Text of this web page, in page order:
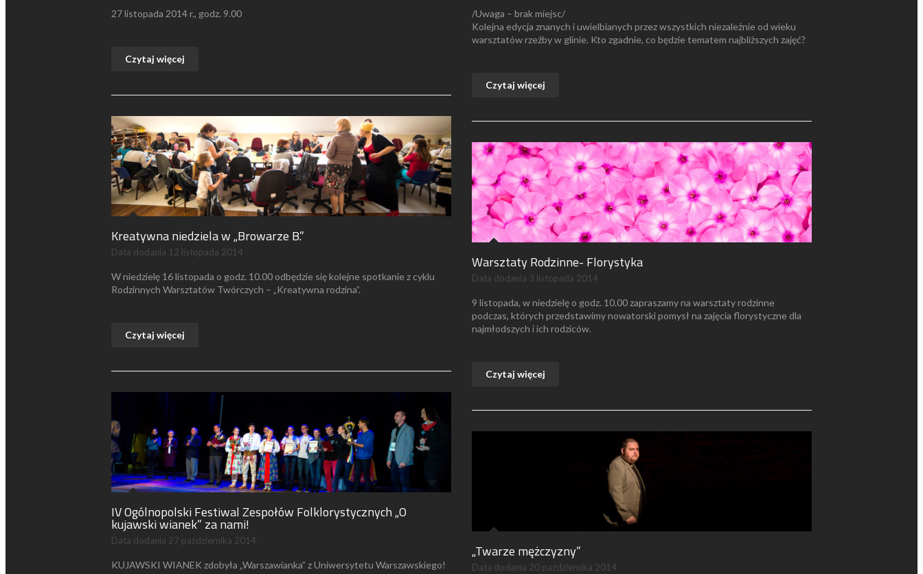
27 listopada 2014 r., godz. 9.00
Czytaj więcej
/Uwaga – brak miejsc/
Kolejna edycja znanych i uwielbianych przez wszystkich niezależnie od wieku
warsztatów rzeźby w glinie. Kto zgadnie, co będzie tematem najbliższych zajęć?
Czytaj więcej
Kreatywna niedziela w „Browarze B.”
Data dodania 12 listopada 2014
W niedzielę 16 listopada o godz. 10.00 odbędzie się kolejne spotkanie z cyklu
Rodzinnych Warsztatów Twórczych – „Kreatywna rodzina”.
Czytaj więcej
Warsztaty Rodzinne- Florystyka
Data dodania 3 listopada 2014
9 listopada, w niedzielę o godz. 10.00 zapraszamy na warsztaty rodzinne
podczas, których przedstawimy nowatorski pomysł na zajęcia florystyczne dla
najmłodszych i ich rodziców.
Czytaj więcej
IV Ogólnopolski Festiwal Zespołów Folklorystycznych „O
kujawski wianek” za nami!
Data dodania 27 października 2014
KUJAWSKI WIANEK zdobyła „Warszawianka” z Uniwersytetu Warszawskiego!
„Twarze mężczyzny”
Data dodania 20 października 2014